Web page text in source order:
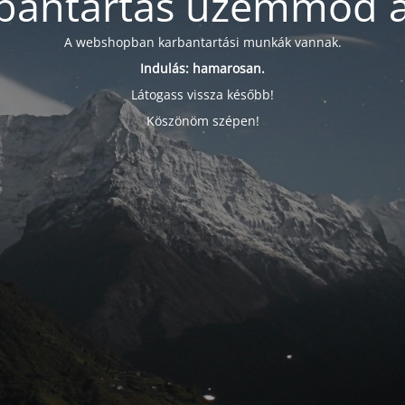
A webshopban karbantartási munkák vannak.
Indulás: hamarosan.
Látogass vissza később!
Köszönöm szépen!